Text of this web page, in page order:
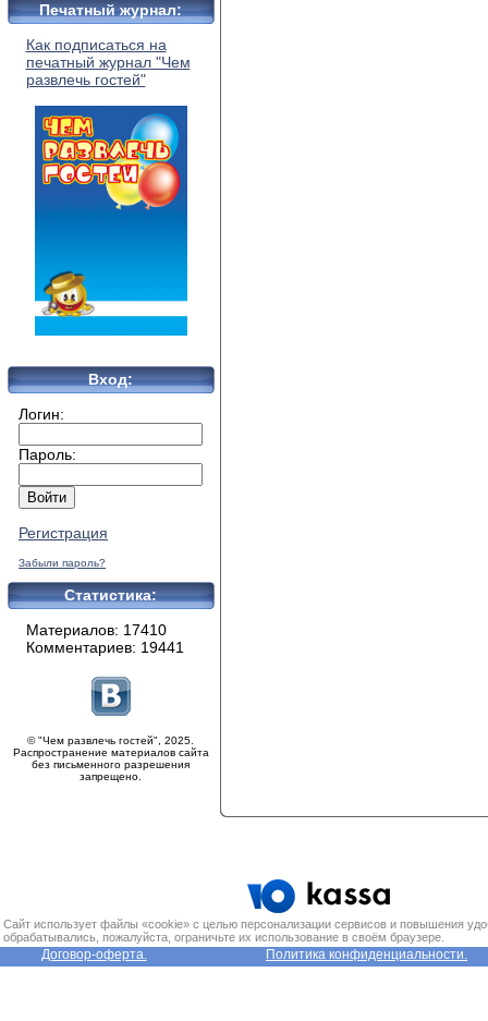
Печатный журнал:
Как подписаться на
печатный журнал "Чем
развлечь гостей"
Вход:
Логин:
Пароль:
Регистрация
Забыли пароль?
Статистика:
Материалов: 17410
Комментариев: 19441
© "Чем развлечь гостей", 2025.
Распространение материалов сайта
без письменного разрешения
запрещено.
Сайт использует файлы «cookie» с целью персонализации сервисов и повышения
обрабатывались, пожалуйста, ограничьте их использование в своём браузере.
Договор-оферта. Политика конфиденциальности.